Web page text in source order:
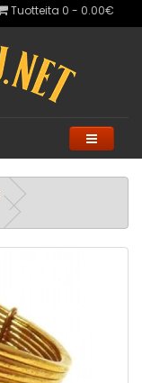
Tuotteita 0 - 0.00€